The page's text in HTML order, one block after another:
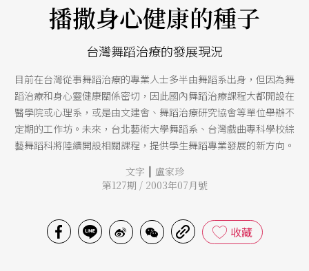
播撒身心健康的種子
台灣舞蹈治療的發展現況
目前在台灣從事舞蹈治療的專業人士多半由舞蹈系出身，但因為舞
蹈治療和身心靈健康關係密切，因此國內舞蹈治療課程大都開設在
醫學院或心理系，或是由文建會、舞蹈治療研究協會等單位舉辦不
定期的工作坊。未來，台北藝術大學舞蹈系、台灣戲曲專科學校綜
藝舞蹈科將陸續開設相關課程，提供學生舞蹈專業發展的新方向。
文字 | 盧家珍
第127期 / 2003年07月號
收藏